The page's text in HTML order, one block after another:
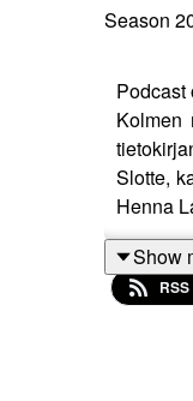
Season
Podcast
Kolmen
Slotte,
Henna
Show
RSS